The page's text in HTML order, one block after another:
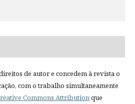
de autor e concedem à revista o
com o trabalho simultaneamente
Commons Attributionque